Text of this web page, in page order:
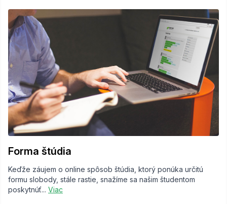
Forma štúdia
Keďže záujem o online spôsob štúdia, ktorý ponúka určitú
formu slobody, stále rastie, snažíme sa našim študentom
poskytnúť... Viac